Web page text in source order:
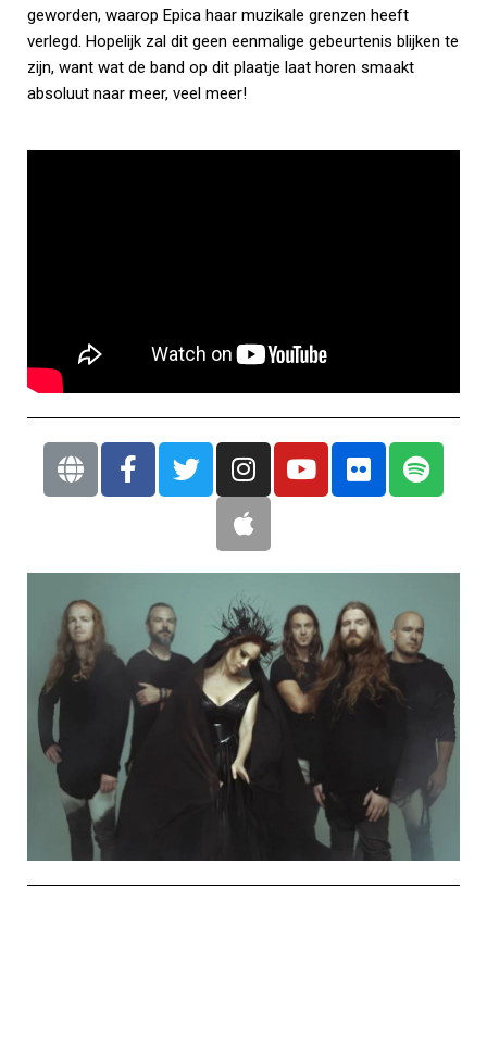
geworden, waarop Epica haar muzikale grenzen heeft
verlegd. Hopelijk zal dit geen eenmalige gebeurtenis blijken te
zijn, want wat de band op dit plaatje laat horen smaakt
absoluut naar meer, veel meer!